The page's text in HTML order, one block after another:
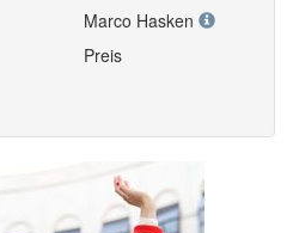
Marco Hasken
Preis